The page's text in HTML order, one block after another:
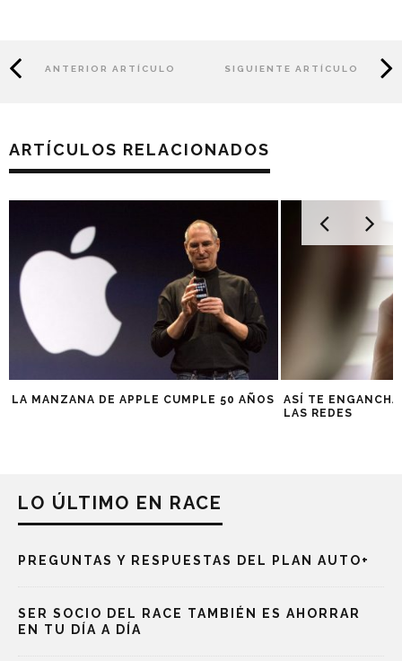
ANTERIOR ARTÍCULO SIGUIENTE ARTÍCULO
ARTÍCULOS RELACIONADOS
LA MANZANA DE APPLE CUMPLE 50 AÑOS
ASÍ TE
LAS REDES
LO ÚLTIMO EN RACE
PREGUNTAS Y RESPUESTAS DEL PLAN AUTO+
SER SOCIO DEL RACE TAMBIÉN ES AHORRAR
EN TU DÍA A DÍA